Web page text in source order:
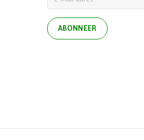
ABONNEER